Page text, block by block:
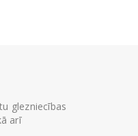
glezniecības
arī